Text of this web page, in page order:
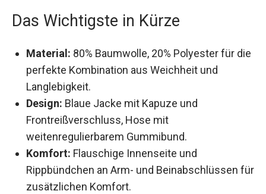
Das Wichtigste in Kürze
die perfekte Kombination aus Weichheit und
Langlebigkeit.
Design:Blaue Jacke mit Kapuze und
Frontreißverschluss, Hose mit
weitenregulierbarem Gummibund.
Komfort:Flauschige Innenseite und
Rippbündchen an Arm- und Beinabschlüssen
für zusätzlichen Komfort.